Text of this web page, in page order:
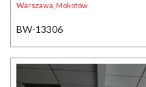
Warszawa, Mokotów
BW-13306